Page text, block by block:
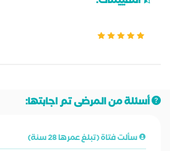
أسئلة من المرضى تم اجابتها:
سألت فتاة (تبلغ عمرها 28 سنة)